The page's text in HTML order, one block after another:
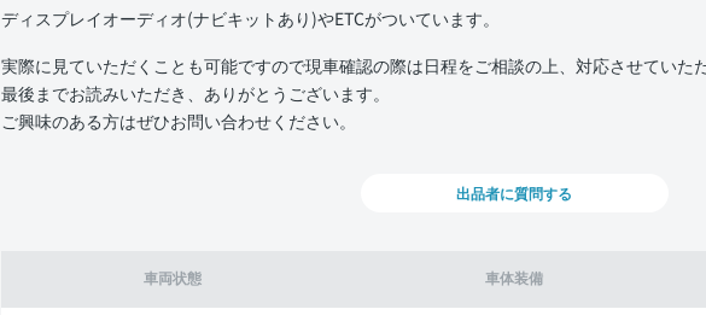
車両状態 車体装備
ディスプレイオーディオ(ナビキットあり)やETCがついています。
実際に見ていただくことも可能ですので現車確認の際は日程をご相談の上、対応させていただ
最後までお読みいただき、ありがとうございます。
ご興味のある方はぜひお問い合わせください。
出品者に質問する